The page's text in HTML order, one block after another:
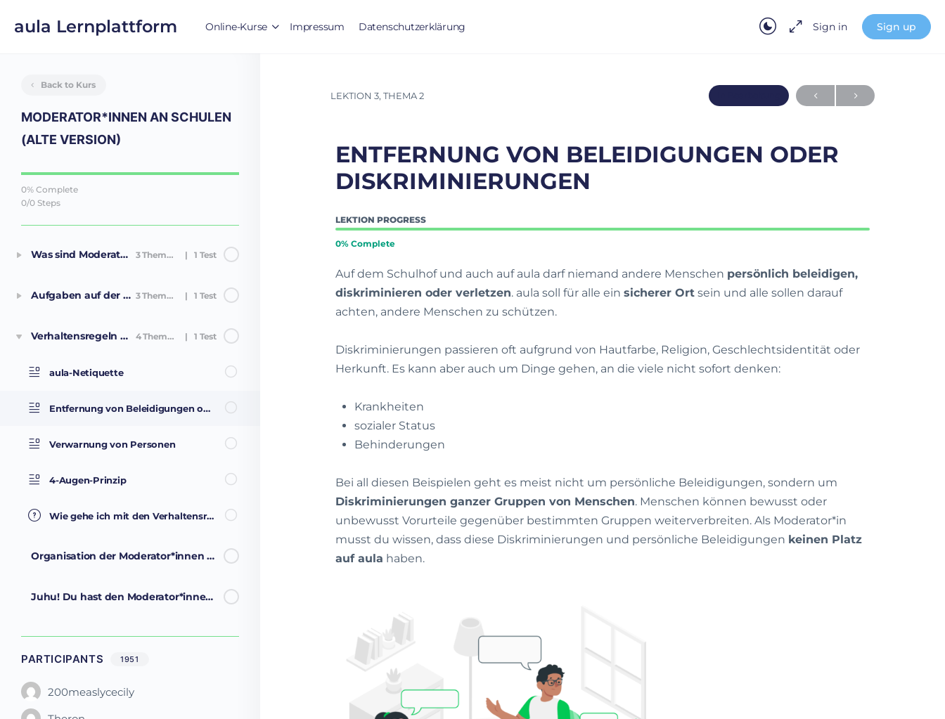
aula Lernplattform Online-Kurse Impressum Datenschutzerklärung Sign in Sign up
Back to Kurs
MODERATOR*INNEN AN SCHULEN
(ALTE VERSION)
0% Complete
0/0 Steps
Was sind Moderator*innen? 3 Themen | 1 Test
Aufgaben auf der Plattform 3 Themen | 1 Test
Verhaltensregeln auf der Plattform 4 Themen | 1 Test
aula-Netiquette
Entfernung von Beleidigungen oder Diskriminierungen
Verwarnung von Personen
4-Augen-Prinzip
Wie gehe ich mit den Verhaltensregeln um?
Organisation der Moderator*innen offline
Juhu! Du hast den Moderator*innen-Kurs geschafft!
PARTICIPANTS 1951
200measlycecily
LEKTION 3, THEMA 2
ENTFERNUNG VON BELEIDIGUNGEN ODER
DISKRIMINIERUNGEN
LEKTION PROGRESS
0% Complete
Auf dem Schulhof und auch auf aula darf niemand andere Menschen persönlich beleidigen,
diskriminieren oder verletzen. aula soll für alle ein sicherer Ort sein und alle sollen darauf
achten, andere Menschen zu schützen.
Diskriminierungen passieren oft aufgrund von Hautfarbe, Religion, Geschlechtsidentität oder
Herkunft. Es kann aber auch um Dinge gehen, an die viele nicht sofort denken:
Krankheiten
sozialer Status
Behinderungen
Bei all diesen Beispielen geht es meist nicht um persönliche Beleidigungen, sondern um
Diskriminierungen ganzer Gruppen von Menschen. Menschen können bewusst oder
unbewusst Vorurteile gegenüber bestimmten Gruppen weiterverbreiten. Als Moderator*in
musst du wissen, dass diese Diskriminierungen und persönliche Beleidigungen keinen Platz
auf aula haben.